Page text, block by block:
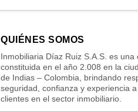
QUIÉNES SOMOS
Inmobiliaria Díaz Ruiz S.A.S. es una
constituida en el año 2.008 en la
de Indias – Colombia, brindando
seguridad, confianza y experiencia
clientes en el sector inmobiliario.